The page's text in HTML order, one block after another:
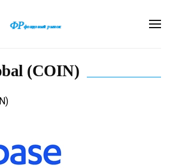
(COIN)